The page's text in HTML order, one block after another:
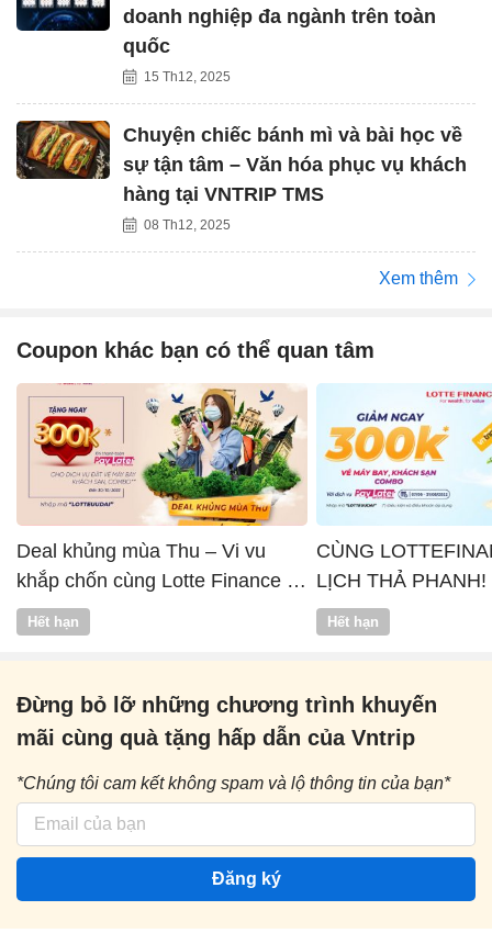
doanh nghiệp đa ngành trên toàn
quốc
15 Th12, 2025
Chuyện chiếc bánh mì và bài học về
sự tận tâm – Văn hóa phục vụ khách
hàng tại VNTRIP TMS
08 Th12, 2025
Xem thêm
Coupon khác bạn có thể quan tâm
Deal khủng mùa Thu – Vi vu
khắp chốn cùng Lotte Finance x
Vntrip
Hết hạn
CÙNG
LỊCH THẢ PHANH!
Hết hạn
Đừng bỏ lỡ những chương trình khuyến
mãi cùng quà tặng hấp dẫn của Vntrip
*Chúng tôi cam kết không spam và lộ thông tin của bạn*
Đăng ký